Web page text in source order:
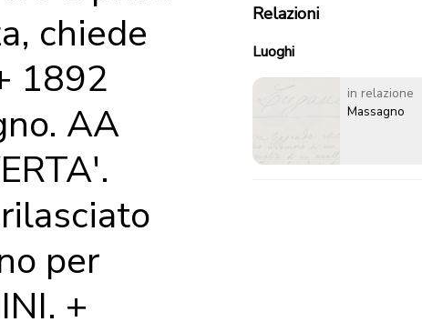
chiede
1892
AA
per
+
Relazioni
Luoghi
in relazione
Massagno